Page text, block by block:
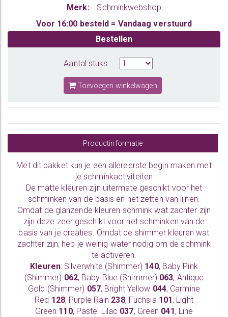
Merk:
Schminkwebshop
Voor 16:00 besteld = Vandaag verstuurd
Bestellen
Aantal stuks:
Toevoegen winkelwagen
Productinformatie
Met dit pakket kun je een allereerste begin maken met
je schminkactiviteiten
De matte kleuren zijn uitermate geschikt voor het
schminken van de basis en het zetten van lijnen.
Omdat de glanzende kleuren schmink wat zachter zijn
zijn deze zeer geschikt voor het schminken van de
basis van je creaties. Omdat de shimmer kleuren wat
zachter zijn, heb je weinig water nodig om de schmink
te activeren.
Kleuren: Silverwhite (Shimmer) 140, Baby Pink
(Shimmer) 062, Baby Blue (Shimmer) 063, Antique
Gold (Shimmer) 057, Bright Yellow 044, Carmine
Red 128, Purple Rain 238, Fuchsia 101, Light
Green 110, Pastel Lilac 037, Green 041, Line